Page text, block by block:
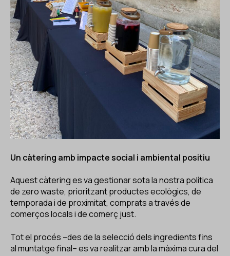
Un càtering amb impacte social i ambiental positiu
Aquest càtering es va gestionar sota la nostra política
de zero waste, prioritzant productes ecològics, de
temporada i de proximitat, comprats a través de
comerços locals i de comerç just.
Tot el procés –des de la selecció dels ingredients fins
al muntatge final– es va realitzar amb la màxima cura del